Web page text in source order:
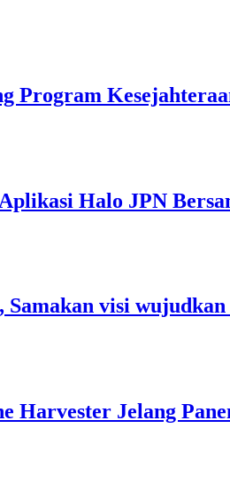
Halo JPN
visi
Harvester Jelang